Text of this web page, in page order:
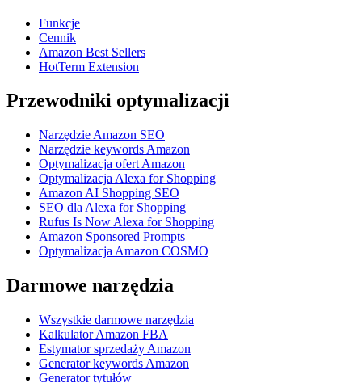
Funkcje
Cennik
Amazon Best Sellers
HotTerm Extension
Przewodniki optymalizacji
Narzędzie Amazon SEO
Narzędzie keywords Amazon
Optymalizacja ofert Amazon
Optymalizacja Alexa for Shopping
Amazon AI Shopping SEO
SEO dla Alexa for Shopping
Rufus Is Now Alexa for Shopping
Amazon Sponsored Prompts
Optymalizacja Amazon COSMO
Darmowe narzędzia
Wszystkie darmowe narzędzia
Kalkulator Amazon FBA
Estymator sprzedaży Amazon
Generator keywords Amazon
Generator tytułów